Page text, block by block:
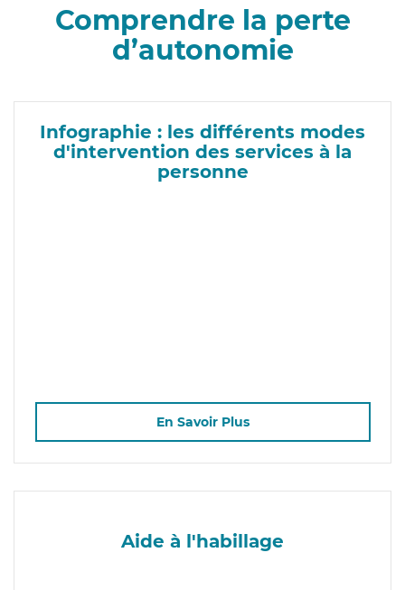
Comprendre la perte
d’autonomie
Infographie : les différents modes
d'intervention des services à la
personne
En Savoir Plus
Aide à l'habillage